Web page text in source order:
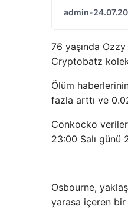
admin•
76 yaşında
Cryptobatz
Ölüm
fazla arttı ve
Conkocko
23:00 Salı günü
Osbourne,
yarasa içeren